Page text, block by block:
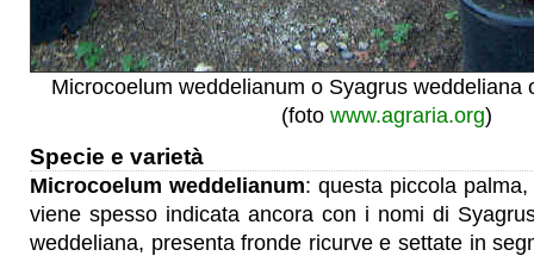
Microcoelum weddelianum o Syagrus weddeliana
(foto www.agraria.org)
Specie e varietà
Microcoelum weddelianum: questa piccola
viene spesso indicata ancora con i nomi di
weddeliana, presenta fronde ricurve e settate in